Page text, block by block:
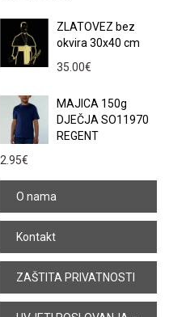
ZLATOVEZ bez
okvira 30x40 cm
35.00€
MAJICA 150g
DJEČJA SO11970
REGENT
2.95€
O nama
Kontakt
ZAŠTITA PRIVATNOSTI